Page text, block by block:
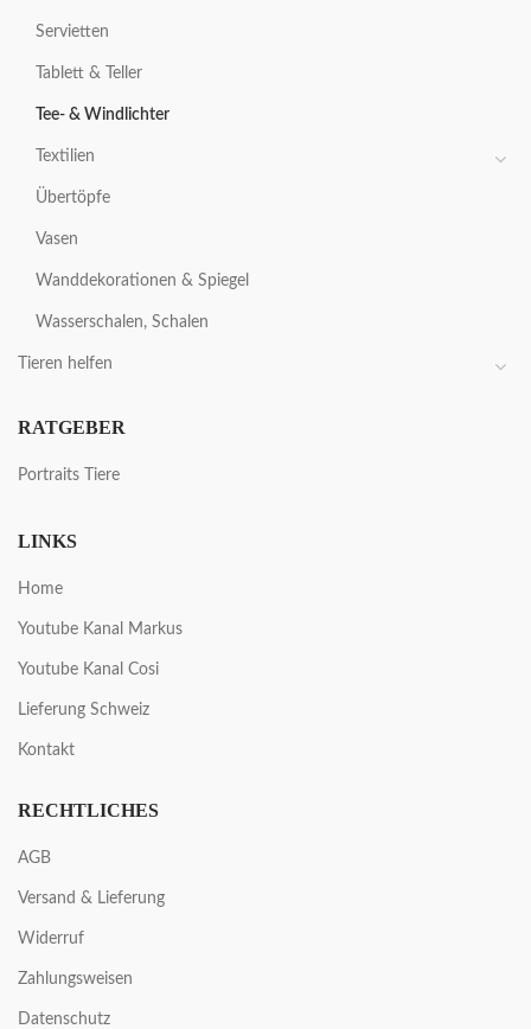
Servietten
Tablett & Teller
Tee- & Windlichter
Textilien
Übertöpfe
Vasen
Wanddekorationen & Spiegel
Wasserschalen, Schalen
Tieren helfen
RATGEBER
Portraits Tiere
LINKS
Home
Youtube Kanal Markus
Youtube Kanal Cosi
Lieferung Schweiz
Kontakt
RECHTLICHES
AGB
Versand & Lieferung
Widerruf
Zahlungsweisen
Datenschutz